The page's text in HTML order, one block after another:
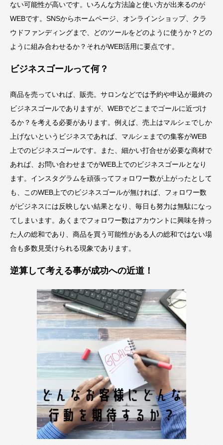
ない可能性が高いです。いろんな方法論と使い方が出来るのが
WEBです。SNSからホームページ、オンラインショップ、クラ
ウドファンディングまで、どのツールをどのように使うか？どの
ように組み合わせるか？それがWEB活用に要点です。
ビジネスゴールって何？
商品を売っていれば、販売。サロンなどでは予約や申込が最終の
ビジネスゴールでありますが、WEBでどこまでゴールに近づけ
るか？を考える必要があります。例えば、売上はマルシェでしか
上げないというビジネスであれば、マルシェまでの集客がWEB
上でのビジネスゴールです。また、細かい打合せが必要な商材で
あれば、お問い合わせまでがWEB上でのビジネスゴールとなり
ます。インスタグラムを頑張ってフォロワー数が上がったとして
も、このWEB上でのビジネスゴールが無ければ、フォロワー数
がビジネスには反映しない結果となり、毎日も努力は無駄になっ
てしまいます。あくまでフォロワー数はアカウントに興味を持っ
た人の総和であり、商品を買う可能性がある人の総和ではない場
合も多数見受けられる現象であります。
逆算して考える事が成功への近道！